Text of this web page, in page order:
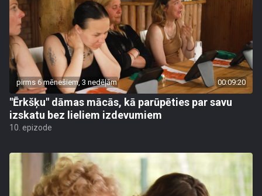
pirms 6 mēnešiem, 3 nedēļām 00:09:20
"Ērkšķu" dāmas mācās, kā parūpēties par savu
izskatu bez lieliem izdevumiem
10. epizode